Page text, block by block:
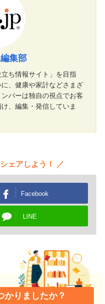
集部
立ち情報サイト」を目指
、健康や家計などさまざ
バーは独自の視点でお客
、編集・発信していま
ェアしよう！
Facebook
LINE
かりましたか？